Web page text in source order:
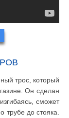
трос, который
Он сделан
сможет
трубе до стояка.